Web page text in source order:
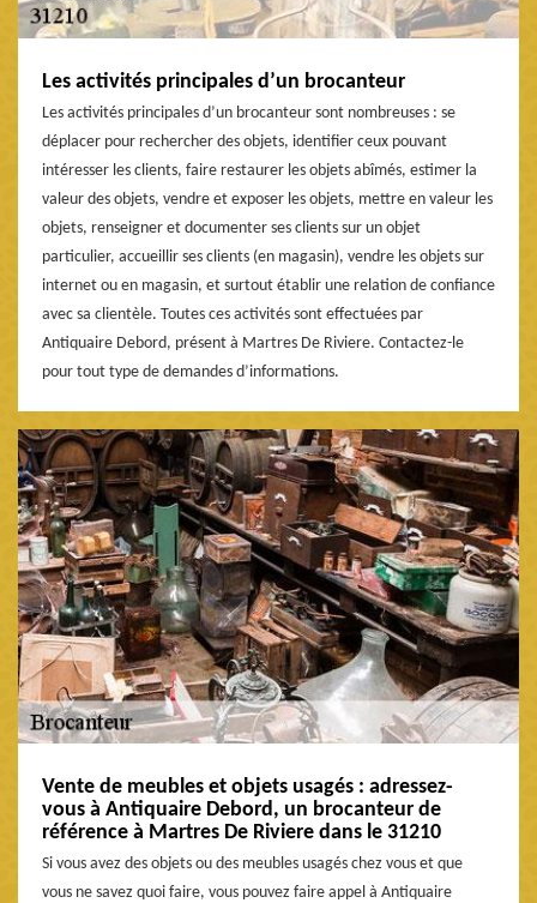
Les activités principales d’un brocanteur
Les activités principales d’un brocanteur sont nombreuses : se
déplacer pour rechercher des objets, identifier ceux pouvant
intéresser les clients, faire restaurer les objets abîmés, estimer la
valeur des objets, vendre et exposer les objets, mettre en valeur les
objets, renseigner et documenter ses clients sur un objet
particulier, accueillir ses clients (en magasin), vendre les objets sur
internet ou en magasin, et surtout établir une relation de confiance
avec sa clientèle. Toutes ces activités sont effectuées par
Antiquaire Debord, présent à Martres De Riviere. Contactez-le
pour tout type de demandes d’informations.
Vente de meubles et objets usagés : adressez-
vous à Antiquaire Debord, un brocanteur de
référence à Martres De Riviere dans le 31210
Si vous avez des objets ou des meubles usagés chez vous et que
vous ne savez quoi faire, vous pouvez faire appel à Antiquaire